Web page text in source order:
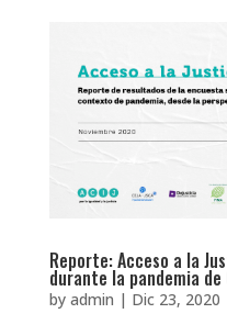
Reporte: Acceso a la
durante la pandemia de
by admin | Dic 23, 2020